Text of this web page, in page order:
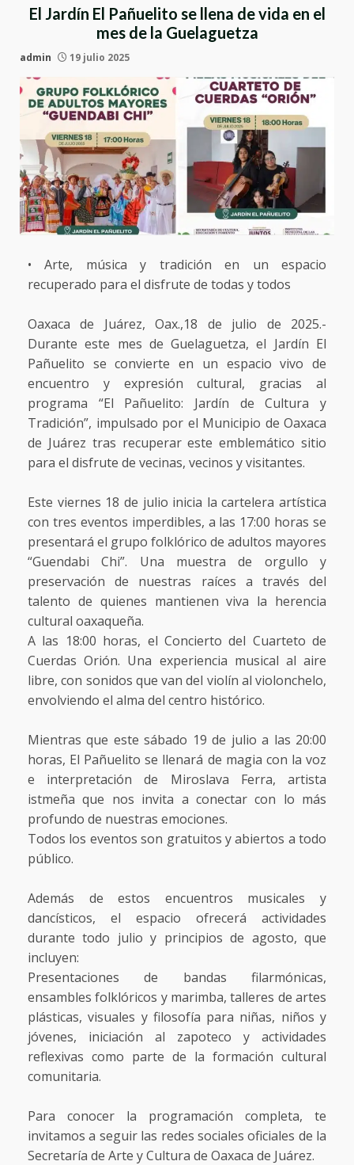
El Jardín El Pañuelito se llena de vida en el
mes de la Guelaguetza
admin 19 julio 2025
• Arte, música y tradición en un espacio
recuperado para el disfrute de todas y todos
Oaxaca de Juárez, Oax.,18 de julio de 2025.-
Durante este mes de Guelaguetza, el Jardín El
Pañuelito se convierte en un espacio vivo de
encuentro y expresión cultural, gracias al
programa “El Pañuelito: Jardín de Cultura y
Tradición”, impulsado por el Municipio de Oaxaca
de Juárez tras recuperar este emblemático sitio
para el disfrute de vecinas, vecinos y visitantes.
Este viernes 18 de julio inicia la cartelera artística
con tres eventos imperdibles, a las 17:00 horas se
presentará el grupo folklórico de adultos mayores
“Guendabi Chi”. Una muestra de orgullo y
preservación de nuestras raíces a través del
talento de quienes mantienen viva la herencia
cultural oaxaqueña.
A las 18:00 horas, el Concierto del Cuarteto de
Cuerdas Orión. Una experiencia musical al aire
libre, con sonidos que van del violín al violonchelo,
envolviendo el alma del centro histórico.
Mientras que este sábado 19 de julio a las 20:00
horas, El Pañuelito se llenará de magia con la voz
e interpretación de Miroslava Ferra, artista
istmeña que nos invita a conectar con lo más
profundo de nuestras emociones.
Todos los eventos son gratuitos y abiertos a todo
público.
Además de estos encuentros musicales y
dancísticos, el espacio ofrecerá actividades
durante todo julio y principios de agosto, que
incluyen:
Presentaciones de bandas filarmónicas,
ensambles folklóricos y marimba, talleres de artes
plásticas, visuales y filosofía para niñas, niños y
jóvenes, iniciación al zapoteco y actividades
reflexivas como parte de la formación cultural
comunitaria.
Para conocer la programación completa, te
invitamos a seguir las redes sociales oficiales de la
Secretaría de Arte y Cultura de Oaxaca de Juárez.